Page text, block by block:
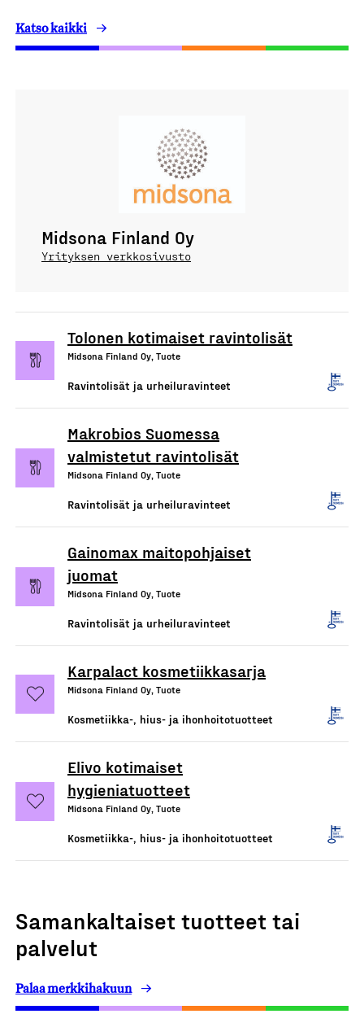
Katso kaikki
Midsona Finland Oy
Yrityksen verkkosivusto
Tolonen kotimaiset ravintolisät
Midsona Finland Oy, Tuote
Ravintolisät ja urheiluravinteet
Makrobios Suomessa
valmistetut ravintolisät
Midsona Finland Oy, Tuote
Ravintolisät ja urheiluravinteet
Gainomax maitopohjaiset
juomat
Midsona Finland Oy, Tuote
Ravintolisät ja urheiluravinteet
Karpalact kosmetiikkasarja
Midsona Finland Oy, Tuote
Kosmetiikka-, hius- ja ihonhoitotuotteet
Elivo kotimaiset
hygieniatuotteet
Midsona Finland Oy, Tuote
Kosmetiikka-, hius- ja ihonhoitotuotteet
Samankaltaiset tuotteet tai
palvelut
Palaa merkkihakuun